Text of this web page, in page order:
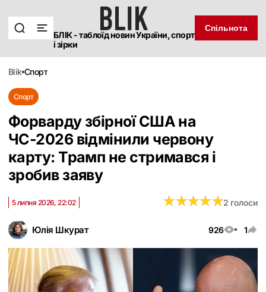
БЛІК - таблоїд новин України, спорт
і зірки
Спільнота
blik спорт
Спорт
Форварду збірної США на
ЧС-2026 відмінили червону
карту: Трамп не стримався і
зробив заяву
Юлія Шкурат 926 1
5 липня 2026, 22:02 ★★★★★
★★★★★2 голоси